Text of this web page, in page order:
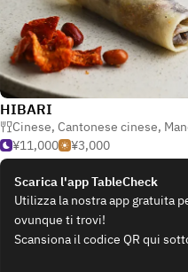
HIBARI
Cinese, Cantonese cinese, Mandarino
¥11,000
¥3,000
Scarica l'app TableCheck
Utilizza la nostra app gratuita
ovunque ti trovi!
Scansiona il codice QR qui